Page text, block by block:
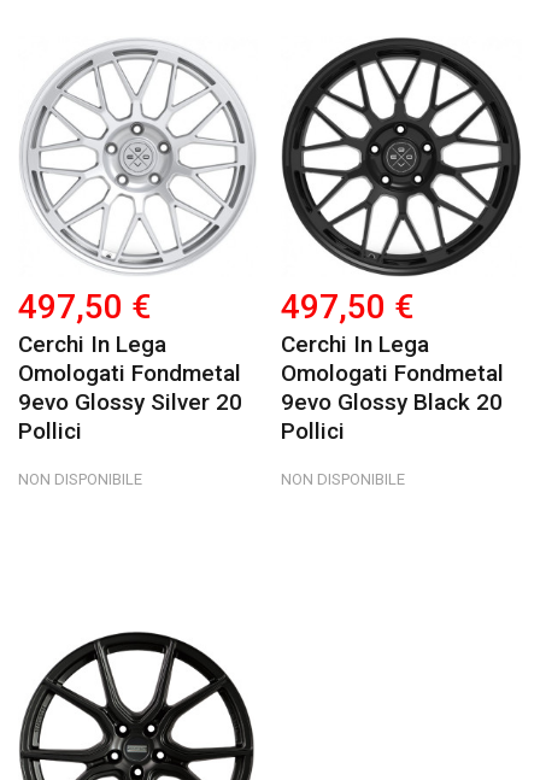
497,50 €
Cerchi In Lega
Omologati Fondmetal
9evo Glossy Silver 20
Pollici
NON DISPONIBILE
497,50 €
Cerchi In Lega
Omologati Fondmetal
9evo Glossy Black 20
Pollici
NON DISPONIBILE